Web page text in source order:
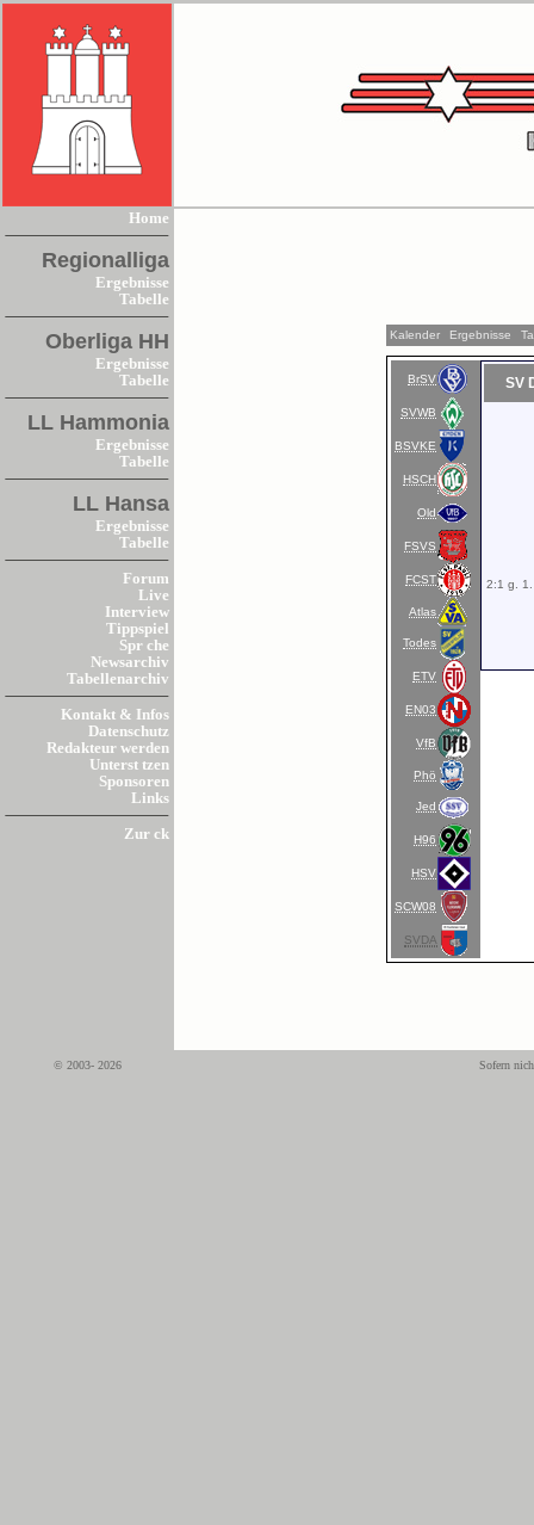
Home
Regionalliga
Ergebnisse
Tabelle
Oberliga HH
Ergebnisse
Tabelle
LL Hammonia
Ergebnisse
Tabelle
LL Hansa
Ergebnisse
Tabelle
Forum
Live
Interview
Tippspiel
Spr che
Newsarchiv
Tabellenarchiv
Kontakt & Infos
Datenschutz
Redakteur werden
Unterst tzen
Sponsoren
Links
Zur ck
Kalender Ergebnisse
BrSV
SVWB
BSVKE
HSCH
Old
FSVS
FCST
Atlas
Todes
ETV
EN03
VfB
Phö
Jed
H96
HSV
SCW08
SVDA
SV
2:1 g. 1.
© 2003- 2026 Sofern